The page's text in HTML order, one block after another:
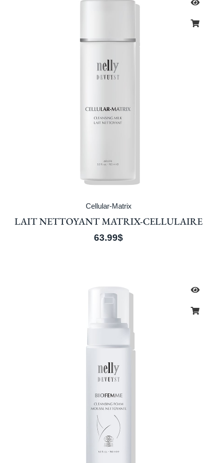
Cellular-Matrix
LAIT NETTOYANT MATRIX-CELLULAIRE
63.99$